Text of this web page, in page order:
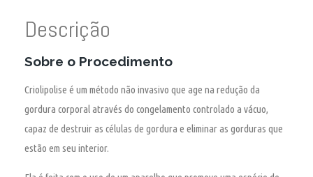
Descrição
Sobre o Procedimento
Criolipolise é um método não invasivo que age na redução da
gordura corporal através do congelamento controlado a vácuo,
capaz de destruir as células de gordura e eliminar as gorduras que
estão em seu interior.